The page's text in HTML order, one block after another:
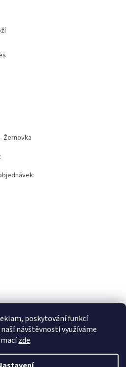
poskytování funkcí
návštěvnosti využíváme
zde.
Žernovka
HLEDAT